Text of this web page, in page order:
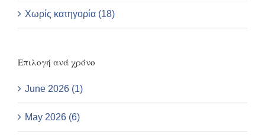
Χωρίς κατηγορία (18)
Επιλογή ανά χρόνο
June 2026 (1)
May 2026 (6)